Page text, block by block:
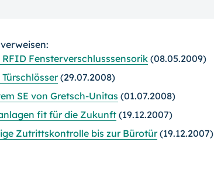
Fensterverschlusssensorik (08.05.2009)
(29.07.2008)
SE von Gretsch-Unitas (01.07.2008)
fit für die Zukunft (19.12.2007)
Zutrittskontrolle bis zur Bürotür(19.12.2007)